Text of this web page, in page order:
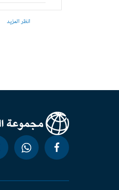
انظر المزيد